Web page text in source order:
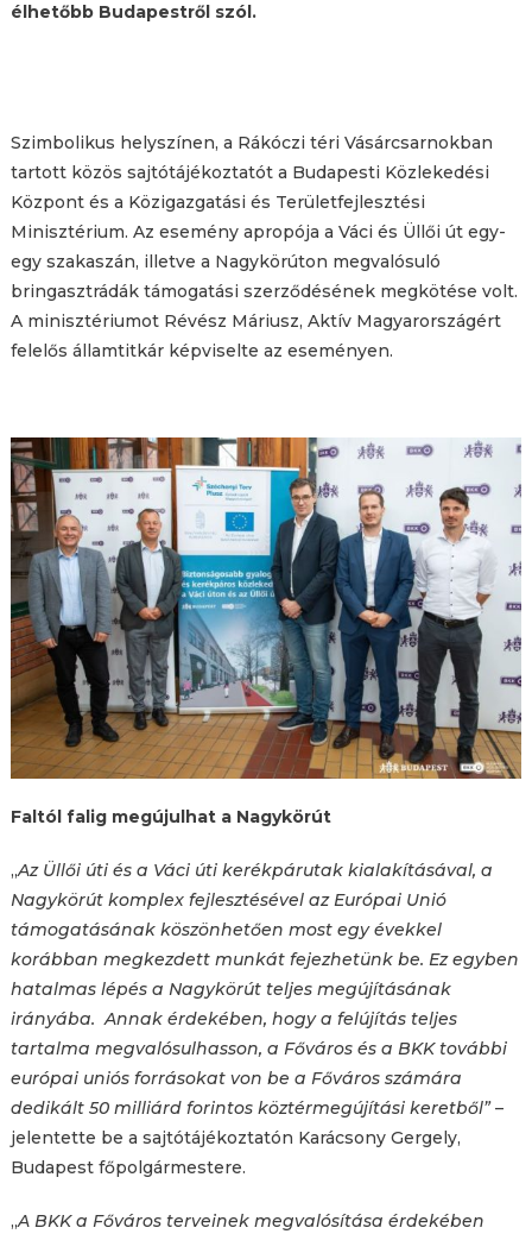
élhetőbb Budapestről szól.
Szimbolikus helyszínen, a Rákóczi téri Vásárcsarnokban
tartott közös sajtótájékoztatót a Budapesti Közlekedési
Központ és a Közigazgatási és Területfejlesztési
Minisztérium. Az esemény apropója a Váci és Üllői út egy-
egy szakaszán, illetve a Nagykörúton megvalósuló
bringasztrádák támogatási szerződésének megkötése volt.
A minisztériumot Révész Máriusz, Aktív Magyarországért
felelős államtitkár képviselte az eseményen.
Faltól falig megújulhat a Nagykörút
„Az Üllői úti és a Váci úti kerékpárutak kialakításával, a
Nagykörút komplex fejlesztésével az Európai Unió
támogatásának köszönhetően most egy évekkel
korábban megkezdett munkát fejezhetünk be. Ez egyben
hatalmas lépés a Nagykörút teljes megújításának
irányába. Annak érdekében, hogy a felújítás teljes
tartalma megvalósulhasson, a Főváros és a BKK további
európai uniós forrásokat von be a Főváros számára
dedikált 50 milliárd forintos köztérmegújítási keretből”–
jelentette be a sajtótájékoztatón Karácsony Gergely,
Budapest főpolgármestere.
„A BKK a Főváros terveinek megvalósítása érdekében